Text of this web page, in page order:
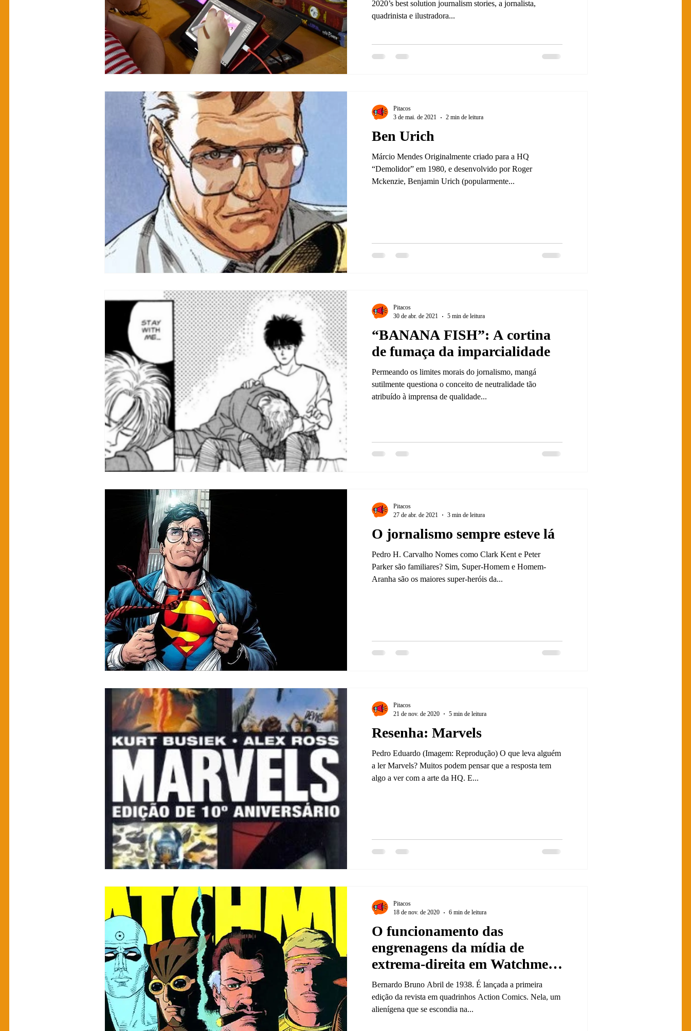
2020’s best solution journalism stories, a jornalista,
quadrinista e ilustradora...
Ben Urich
Márcio Mendes Originalmente criado para a HQ
“Demolidor” em 1980, e desenvolvido por Roger
Mckenzie, Benjamin Urich (popularmente...
Pitacos
3 de mai. de 2021
2 min de leitura
“BANANA FISH”: A cortina
de fumaça da imparcialidade
Permeando os limites morais do jornalismo, mangá
sutilmente questiona o conceito de neutralidade tão
atribuído à imprensa de qualidade...
Pitacos
30 de abr. de 2021
5 min de leitura
O jornalismo sempre esteve lá
Pedro H. Carvalho Nomes como Clark Kent e Peter
Parker são familiares? Sim, Super-Homem e Homem-
Aranha são os maiores super-heróis da...
Pitacos
27 de abr. de 2021
3 min de leitura
Resenha: Marvels
Pedro Eduardo (Imagem: Reprodução) O que leva alguém
a ler Marvels? Muitos podem pensar que a resposta tem
algo a ver com a arte da HQ. E...
Pitacos
21 de nov. de 2020
5 min de leitura
O funcionamento das
engrenagens da mídia de
extrema-direita em Watchmen
de Alan Moore e Dave
Gibbons
Bernardo Bruno Abril de 1938. É lançada a primeira
edição da revista em quadrinhos Action Comics. Nela, um
alienígena que se escondia na...
Pitacos
18 de nov. de 2020
6 min de leitura